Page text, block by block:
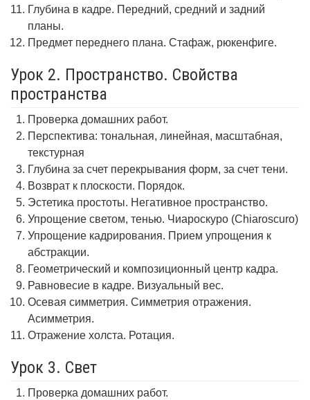
Глубина в кадре. Передний, средний и задний
планы.
Предмет переднего плана. Стафаж, рюкенфиге.
Урок 2. Пространство. Свойства
пространства
Проверка домашних работ.
Перспектива: тональная, линейная, масштабная,
текстурная
Глубина за счет перекрывания форм, за счет тени.
Возврат к плоскости. Порядок.
Эстетика простоты. Негативное пространство.
Упрощение светом, тенью. Чиароскуро (Chiaroscuro)
Упрощение кадрирования. Прием упрощения к
абстракции.
Геометрический и композиционный центр кадра.
Равновесие в кадре. Визуальный вес.
Осевая симметрия. Симметрия отражения.
Асимметрия.
Отражение холста. Ротация.
Урок 3. Свет
Проверка домашних работ.